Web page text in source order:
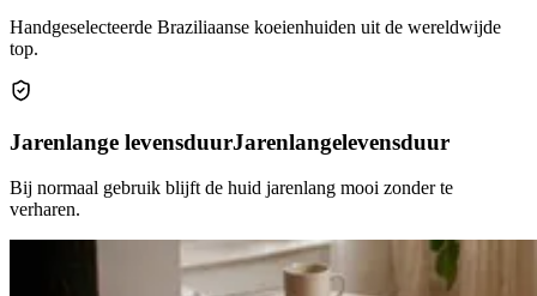
Handgeselecteerde Braziliaanse koeienhuiden uit de wereldwijde
top.
Jarenlange levensduurJarenlangelevensduur
Bij normaal gebruik blijft de huid jarenlang mooi zonder te
verharen.